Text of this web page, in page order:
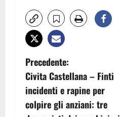
N
a
v
Precedente:
Civita Castellana – Finti
incidenti e rapine per
colpire gli anziani: tre